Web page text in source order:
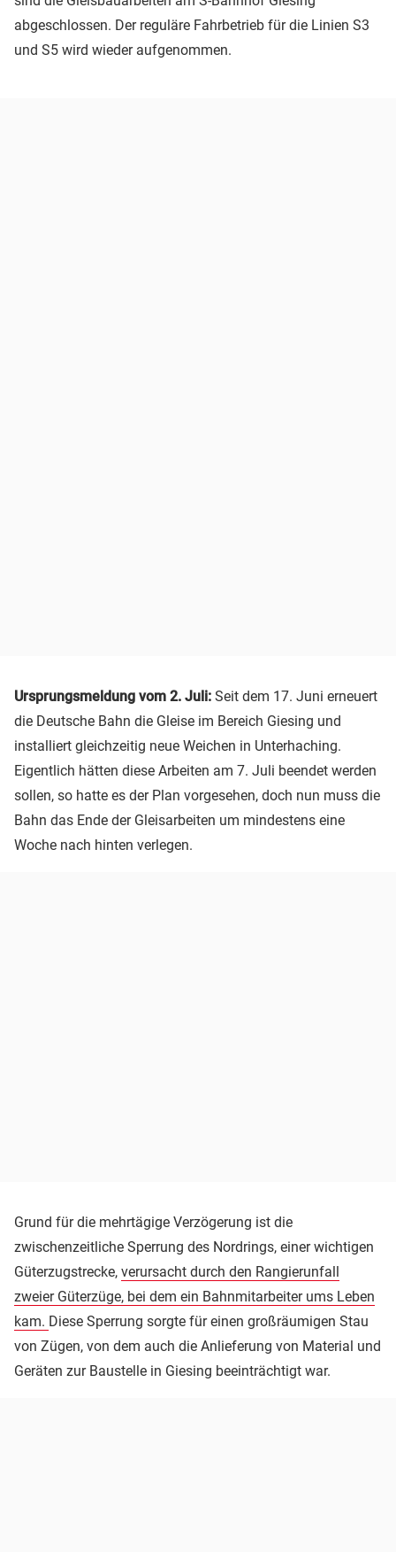
abgeschlossen. Der reguläre Fahrbetrieb für die Linien S3
und S5 wird wieder aufgenommen.
Ursprungsmeldung vom 2. Juli: Seit dem 17. Juni erneuert
die Deutsche Bahn die Gleise im Bereich Giesing und
installiert gleichzeitig neue Weichen in Unterhaching.
Eigentlich hätten diese Arbeiten am 7. Juli beendet werden
sollen, so hatte es der Plan vorgesehen, doch nun muss die
Bahn das Ende der Gleisarbeiten um mindestens eine
Woche nach hinten verlegen.
Grund für die mehrtägige Verzögerung ist die
zwischenzeitliche Sperrung des Nordrings, einer wichtigen
Güterzugstrecke, verursacht durch den Rangierunfall
zweier Güterzüge, bei dem ein Bahnmitarbeiter ums Leben
kam. Diese Sperrung sorgte für einen großräumigen Stau
von Zügen, von dem auch die Anlieferung von Material und
Geräten zur Baustelle in Giesing beeinträchtigt war.